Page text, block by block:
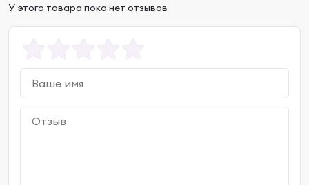
У этого товара пока нет отзывов